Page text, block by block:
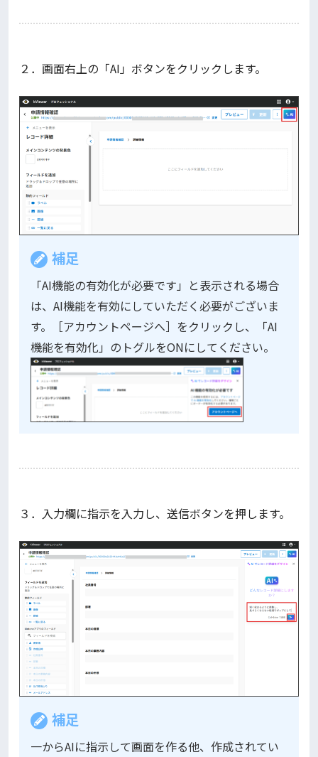
２．画面右上の「AI」ボタンをクリックします。
補足
「AI機能の有効化が必要です」と表示される場合
は、AI機能を有効にしていただく必要がございま
す。［アカウントページへ］をクリックし、「AI
機能を有効化」のトグルをONにしてください。
３．入力欄に指示を入力し、送信ボタンを押します。
補足
一からAIに指示して画面を作る他、作成されてい